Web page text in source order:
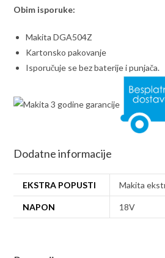
Obim isporuke:
Makita DGA504Z
Kartonsko pakovanje
Isporučuje se bez baterije i punjača.
Dodatne informacije
EKSTRA POPUSTI Makita
NAPON 18V